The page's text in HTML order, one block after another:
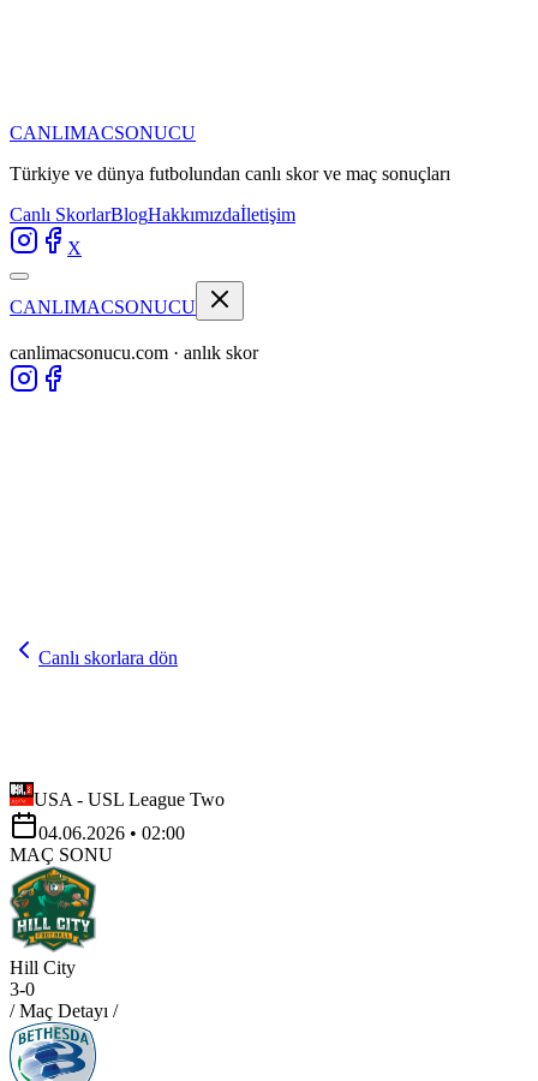
CANLIMACSONUCU
Türkiye ve dünya futbolundan canlı skor ve maç sonuçları
Canlı SkorlarBlogHakkımızdaİletişim
X
CANLIMACSONUCU
canlimacsonucu.com · anlık skor
Canlı skorlara dön
USA - USL League Two
04.06.2026 • 02:00
MAÇ SONU
Hill City
3-0
/ Maç Detayı /